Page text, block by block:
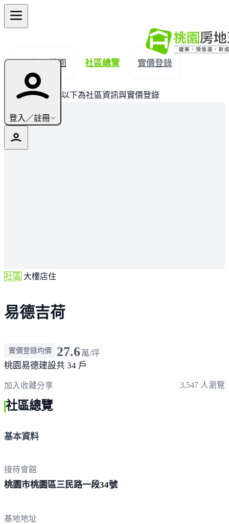
登入／註冊
← 返回桃園 社區總覽 實價登錄
此建案已完銷，以下為社區資訊與實價登錄
社區 大樓店住
易德吉荷
實價登錄均價 27.6萬/坪
桃園易德建設共 34 戶
加入收藏分享 3,547 人瀏覽
社區總覽
基本資料
接待會館
桃園市桃園區三民路一段34號
基地地址